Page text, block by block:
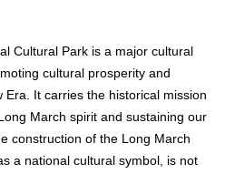
Cultural Park is a major cultural
cultural prosperity and
Era. It carries the historical mission
March spirit and sustaining our
construction of the Long March
a national cultural symbol, is not